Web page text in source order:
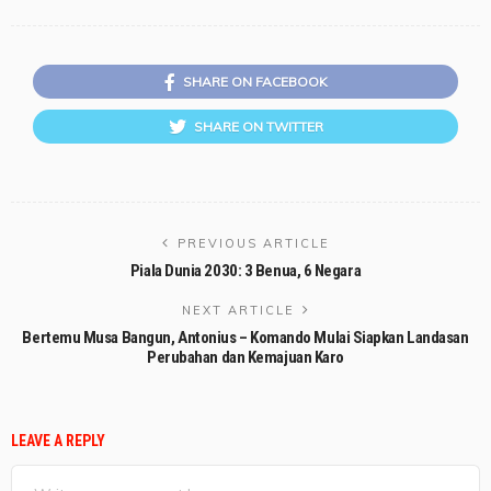
SHARE ON FACEBOOK
SHARE ON TWITTER
PREVIOUS ARTICLE
Piala Dunia 2030: 3 Benua, 6 Negara
NEXT ARTICLE
Bertemu Musa Bangun, Antonius – Komando Mulai Siapkan Landasan
Perubahan dan Kemajuan Karo
LEAVE A REPLY